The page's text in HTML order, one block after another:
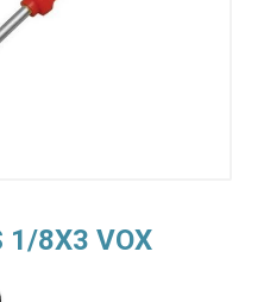
1/8X3 VOX